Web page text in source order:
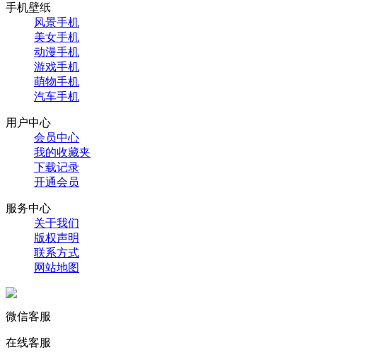
手机壁纸
风景手机
美女手机
动漫手机
游戏手机
萌物手机
汽车手机
用户中心
会员中心
我的收藏夹
下载记录
开通会员
服务中心
关于我们
版权声明
联系方式
网站地图
微信客服
在线客服